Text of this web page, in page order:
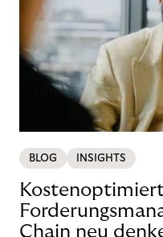
BLOG INSIGHTS
Chain neu